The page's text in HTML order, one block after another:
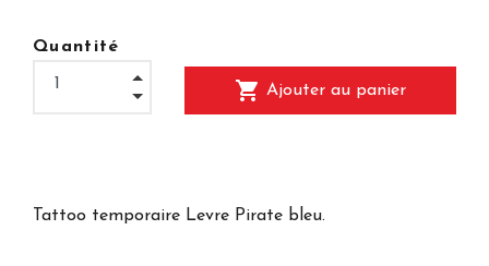
Quantité
shopping_cart Ajouter au panier
Tattoo temporaire Levre Pirate bleu.